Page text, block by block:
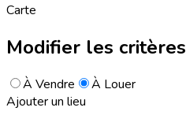
Carte
Modifier les
À Vendre
À Louer
Ajouter un lieu